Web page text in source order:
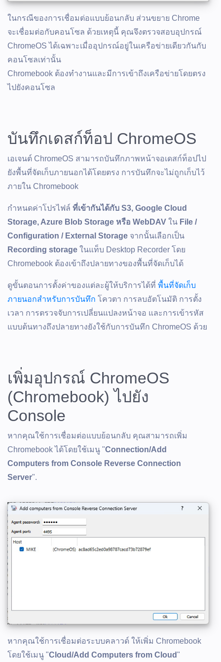
ในกรณีของการเชื่อมต่อแบบย้อนกลับ ส่วนขยาย Chrome
จะเชื่อมต่อกับคอนโซล ด้วยเหตุนี้ คุณจึงตรวจสอบอุปกรณ์
ChromeOS ได้เฉพาะเมื่ออุปกรณ์อยู่ในเครือข่ายเดียวกันกับ
คอนโซลเท่านั้น
Chromebook ต้องทำงานและมีการเข้าถึงเครือข่ายโดยตรง
ไปยังคอนโซล
บันทึกเดสก์ท็อป ChromeOS
เอเจนต์ ChromeOS สามารถบันทึกภาพหน้าจอเดสก์ท็อปไป
ยังพื้นที่จัดเก็บภายนอกได้โดยตรง การบันทึกจะไม่ถูกเก็บไว้
ภายใน Chromebook
กำหนดค่าโปรไฟล์ ที่เข้ากันได้กับ S3, Google Cloud
Storage, Azure Blob Storage หรือ WebDAV ใน File /
Configuration / External Storage จากนั้นเลือกเป็น
Recording storage ในแท็บ Desktop Recorder โดย
Chromebook ต้องเข้าถึงปลายทางของพื้นที่จัดเก็บได้
ดูขั้นตอนการตั้งค่าของแต่ละผู้ให้บริการได้ที่ พื้นที่จัดเก็บ
ภายนอกสำหรับการบันทึก โควตา การลบอัตโนมัติ การตั้ง
เวลา การตรวจจับการเปลี่ยนแปลงหน้าจอ และการเข้ารหัส
แบบต้นทางถึงปลายทางยังใช้กับการบันทึก ChromeOS ด้วย
เพิ่มอุปกรณ์ ChromeOS
(Chromebook) ไปยัง
Console
หากคุณใช้การเชื่อมต่อแบบย้อนกลับ คุณสามารถเพิ่ม
Chromebook ได้โดยใช้เมนู "Connection/Add
Computers from Console Reverse Connection
Server".
หากคุณใช้การเชื่อมต่อระบบคลาวด์ ให้เพิ่ม Chromebook
โดยใช้เมนู "Cloud/Add Computers from Cloud"